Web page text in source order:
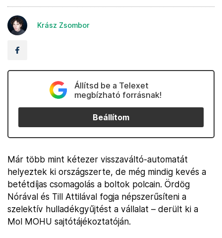
Krász Zsombor
Állítsd be a Telexet
megbízható forrásnak!
Beállítom
Már több mint kétezer visszaváltó-automatát
helyeztek ki országszerte, de még mindig kevés a
betétdíjas csomagolás a boltok polcain. Ördög
Nórával és Till Attilával fogja népszerűsíteni a
szelektív hulladékgyűjtést a vállalat – derült ki a
Mol MOHU sajtótájékoztatóján.